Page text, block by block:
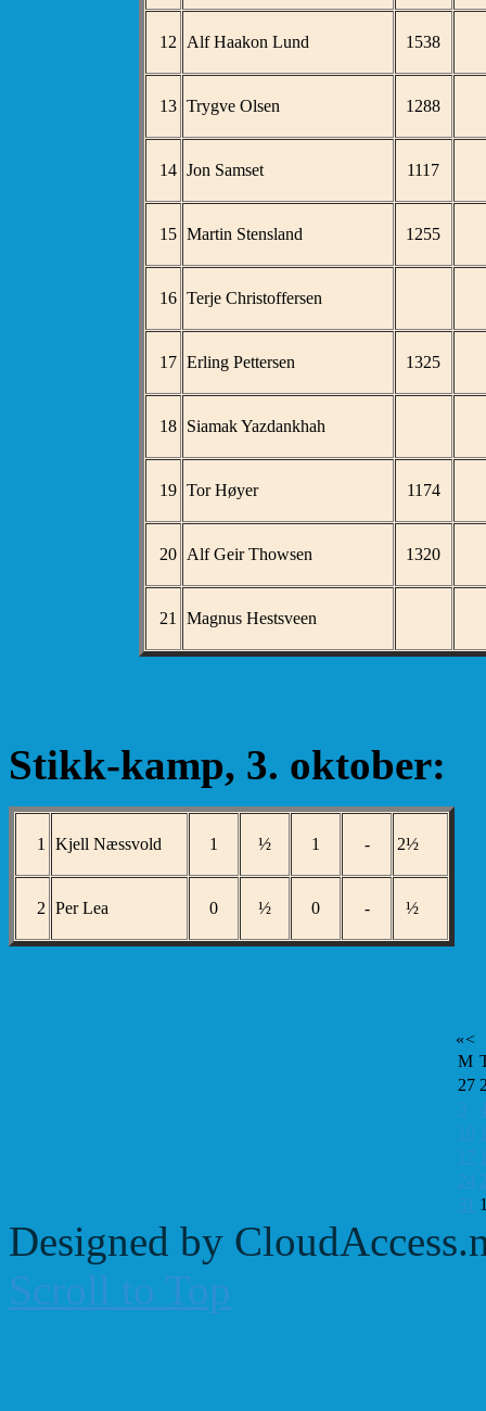
12 Alf Haakon Lund 1538
13 Trygve Olsen 1288
14 Jon Samset 1117
15 Martin Stensland 1255
16 Terje Christoffersen
17 Erling Pettersen 1325
18 Siamak Yazdankhah
19 Tor Høyer 1174
20 Alf Geir Thowsen 1320
21 Magnus Hestsveen
Stikk-kamp, 3. oktober:
1 Kjell Næssvold 1 ½ 1 - 2½
2 Per Lea 0 ½ 0 - ½
«<
M
27
3
10
17
24
31
Designed by
Scroll to Top